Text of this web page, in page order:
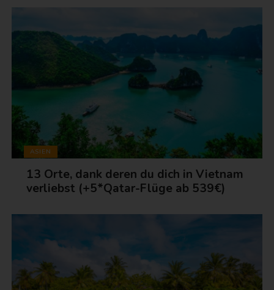
ASIEN
13 Orte, dank deren du dich in Vietnam
verliebst (+5*Qatar-Flüge ab 539€)